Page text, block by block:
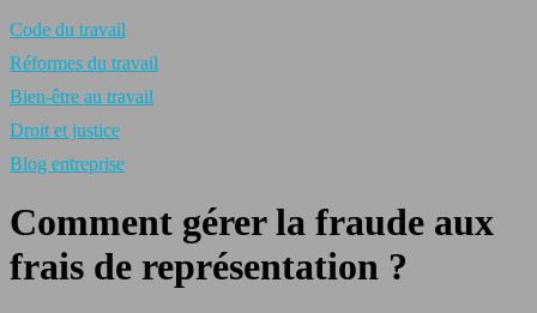
Code du travail
Réformes du travail
Bien-être au travail
Droit et justice
Blog entreprise
Comment gérer la fraude aux
frais de représentation ?